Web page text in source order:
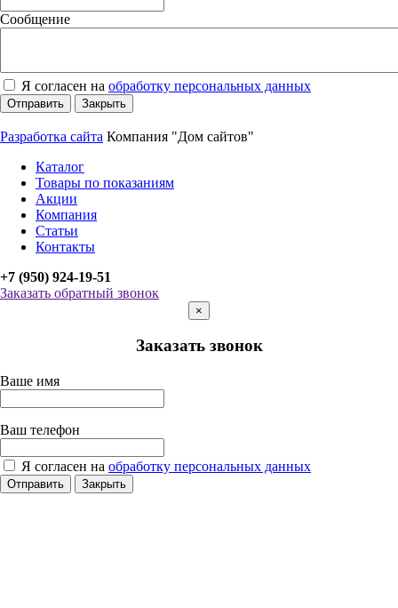
Сообщение
Я согласен на обработку персональных данных
Отправить Закрыть
Разработка сайта Компания "Дом сайтов"
Каталог
Товары по показаниям
Акции
Компания
Статьи
Контакты
+7 (950) 924-19-51
Заказать обратный звонок
×
Заказать звонок
Ваше имя
Ваш телефон
Я согласен на обработку персональных данных
Отправить Закрыть